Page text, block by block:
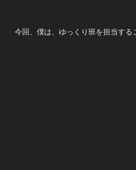
今回、僕は、ゆっくり班を担当する